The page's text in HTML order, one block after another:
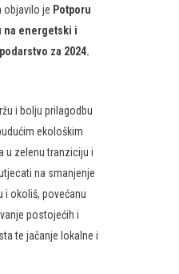
objavilo je Potporu
na energetski i
za 2024.
i bolju prilagodbu
ekološkim
u zelenu tranziciju i
na smanjenje
i okoliš, povećanu
postojećih i
te jačanje lokalne i